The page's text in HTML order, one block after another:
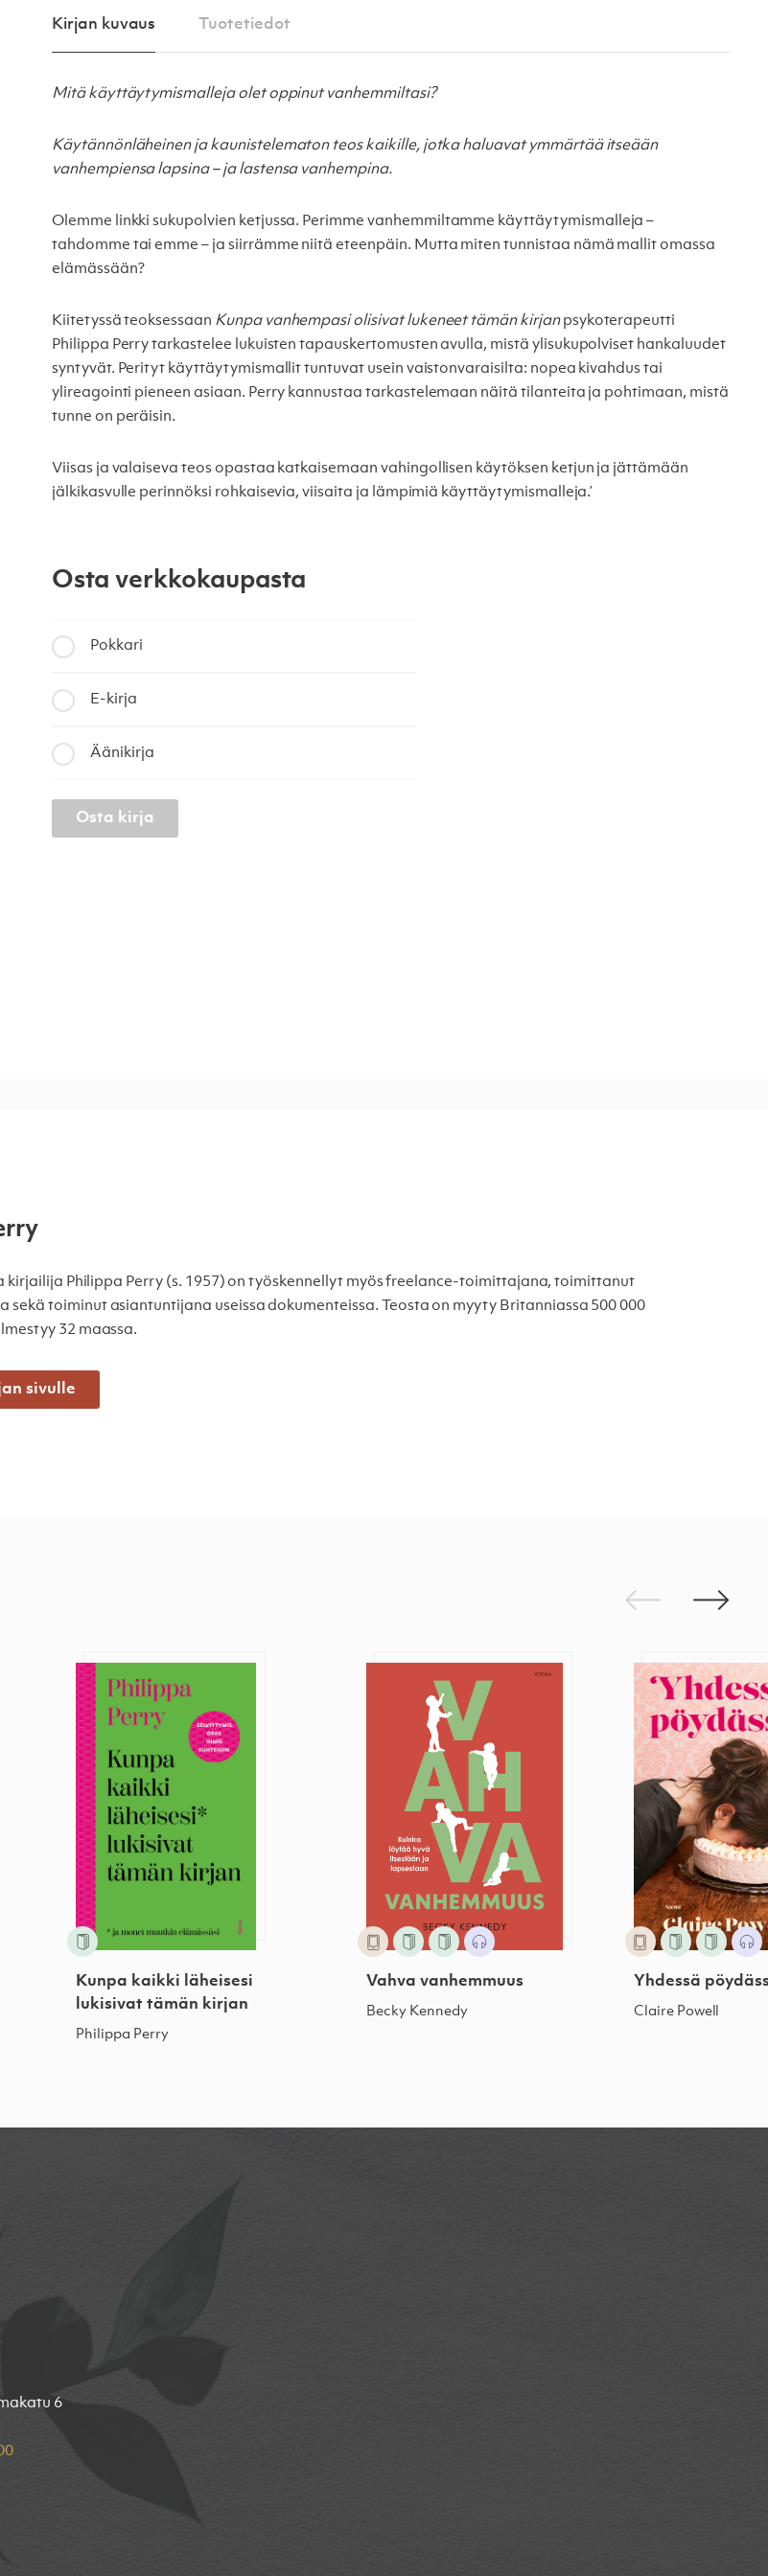
Kirjan kuvaus Tuotetiedot
Mitä käyttäytymismalleja olet oppinut vanhemmiltasi?
Käytännönläheinen ja kaunistelematon teos kaikille, jotka haluavat ymmärtää itseään
vanhempiensa lapsina – ja lastensa vanhempina.
Olemme linkki sukupolvien ketjussa. Perimme vanhemmiltamme käyttäytymismalleja –
tahdomme tai emme – ja siirrämme niitä eteenpäin. Mutta miten tunnistaa nämä mallit omassa
elämässään?
Kiitetyssä teoksessaan Kunpa vanhempasi olisivat lukeneet tämän kirjanpsykoterapeutti
Philippa Perry tarkastelee lukuisten tapauskertomusten avulla, mistä ylisukupolviset hankaluudet
syntyvät. Perityt käyttäytymismallit tuntuvat usein vaistonvaraisilta: nopea kivahdus tai
ylireagointi pieneen asiaan. Perry kannustaa tarkastelemaan näitä tilanteita ja pohtimaan, mistä
tunne on peräisin.
Viisas ja valaiseva teos opastaa katkaisemaan vahingollisen käytöksen ketjun ja jättämään
jälkikasvulle perinnöksi rohkaisevia, viisaita ja lämpimiä käyttäytymismalleja.’
Osta verkkokaupasta
Pokkari
E-kirja
Äänikirja
Osta kirja
kirjailija Philippa Perry (s. 1957) on työskennellyt myös freelance-toimittajana, toimittanut
sekä toiminut asiantuntijana useissa dokumenteissa. Teosta on myyty Britanniassa 500 000
32 maassa.
sivulle
EdellinenSeuraava
Kunpa kaikki läheisesi lukisivat tämän kirjan
Kunpa kaikki läheisesi
lukisivat tämän kirjan
Philippa Perry
Vahva vanhemmuus
Becky Kennedy
Yhdessä
Yhdessä
Claire Powell
6